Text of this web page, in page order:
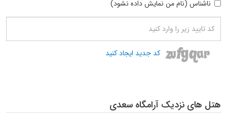
ناشناس (نام من نمایش داده نشود)
کد جدید ایجاد کنید
هتل های نزدیک آرامگاه سعدی